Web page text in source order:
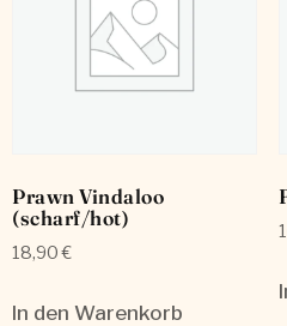
Prawn Vindaloo
(scharf/hot)
18,90€
In den Warenkorb